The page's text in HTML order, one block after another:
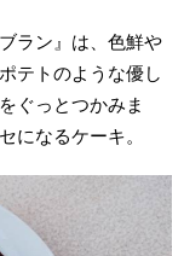
ラン』は、色鮮や
テトのような優し
ぐっとつかみま
になるケーキ。